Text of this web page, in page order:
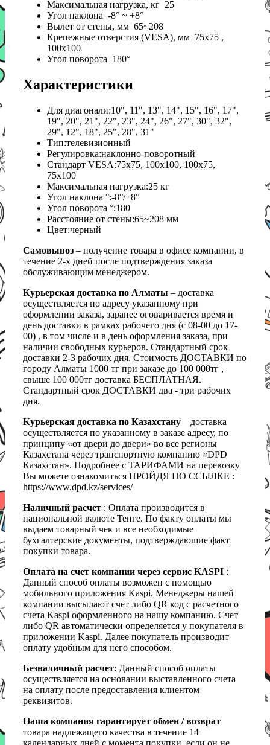
Максимальная нагрузка, кг 25
Угол наклона -8° ~ +8°
Вылет от стены, мм 65~208
Крепежные отверстия (VESA), мм 75x75 ,
100х100
Угол поворота 180°
Характеристики
Для диагонали:10", 11", 13", 14", 15", 16", 17",
19", 20", 21", 22", 23", 24", 26", 27", 30", 32",
29", 12", 18", 25", 28", 31"
Тип:телевизионный
Регулировка:наклонно-поворотный
Стандарт VESA:75x75, 100x100, 100x75,
75x100
Максимальная нагрузка:25 кг
Угол наклона °:-8°/+8°
Угол поворота °:180
Расстояние от стены:65~208 мм
Цвет:черный
Самовывоз – получение товара в офисе компании, в
течение 2-х дней после подтверждения заказа
обслуживающим менеджером.
Курьерская доставка по Алматы – доставка
осуществляется по адресу указанному при
оформлении заказа, заранее оговаривается время и
день доставки в рамках рабочего дня (с 08-00 до 17-
00) , в том числе и в день оформления заказа, при
наличии свободных курьеров. Стандартный срок
доставки 2-3 рабочих дня. Стоимость ДОСТАВКИ по
городу Алматы 1000 тг при заказе до 100 000тг ,
свыше 100 000тг доставка БЕСПЛАТНАЯ.
Стандартный срок ДОСТАВКИ два - три рабочих
дня.
Курьерская доставка по Казахстану – доставка
осуществляется по указанному в заказе адресу, по
принципу «от двери до двери» во все регионы
Казахстана через транспортную компанию «DPD
Казахстан». Подробнее с ТАРИФАМИ на перевозку
Вы можете ознакомиться ПРОЙДЯ ПО ССЫЛКЕ :
https://www.dpd.kz/services/
Наличный расчет : Оплата производится в
национальной валюте Тенге. По факту оплаты мы
выдаем товарный чек и все необходимые
бухгалтерские документы, подтверждающие факт
покупки товара.
Оплата на счет компании через сервис KASPI :
Данный способ оплаты возможен с помощью
мобильного приложения Kaspi. Менеджеры нашей
компании высылают счет либо QR код с расчетного
счета Kaspi оформленного на нашу компанию. Счет
либо QR автоматически определяется у покупателя в
приложении Kaspi. Далее покупатель производит
оплату удобным для него способом.
Безналичный расчет: Данный способ оплаты
осуществляется на основании выставленного счета
на оплату после предоставления клиентом
реквизитов.
Наша компания гарантирует обмен / возврат
товара надлежащего качества в течение 14